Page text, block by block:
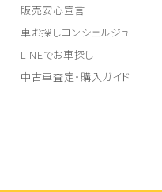
販売安心宣言
車お探しコンシェルジュ
LINEでお車探し
中古車査定・購入ガイド